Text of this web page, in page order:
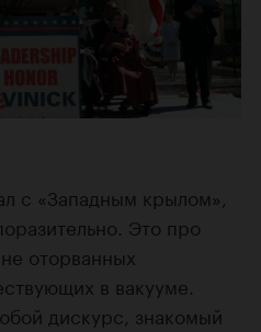
с «Западным крылом»,
Это про
оторванных
в вакууме.
дискурс, знакомый